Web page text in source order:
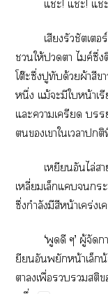
​ให้​​​ค์ึ่
โต๊​ึ่​​​ด้​ผ้
ึ่​ม้​​​​น้
​​ไล่​
ี่
ึ่​ำ​​​น้​ร่
‘​​’​ู้​
​​น้
​​ื่